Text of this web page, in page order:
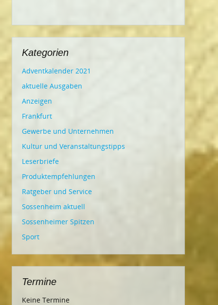
Kategorien
Adventkalender 2021
aktuelle Ausgaben
Anzeigen
Frankfurt
Gewerbe und Unternehmen
Kultur und Veranstaltungstipps
Leserbriefe
Produktempfehlungen
Ratgeber und Service
Sossenheim aktuell
Sossenheimer Spitzen
Sport
Termine
Keine Termine